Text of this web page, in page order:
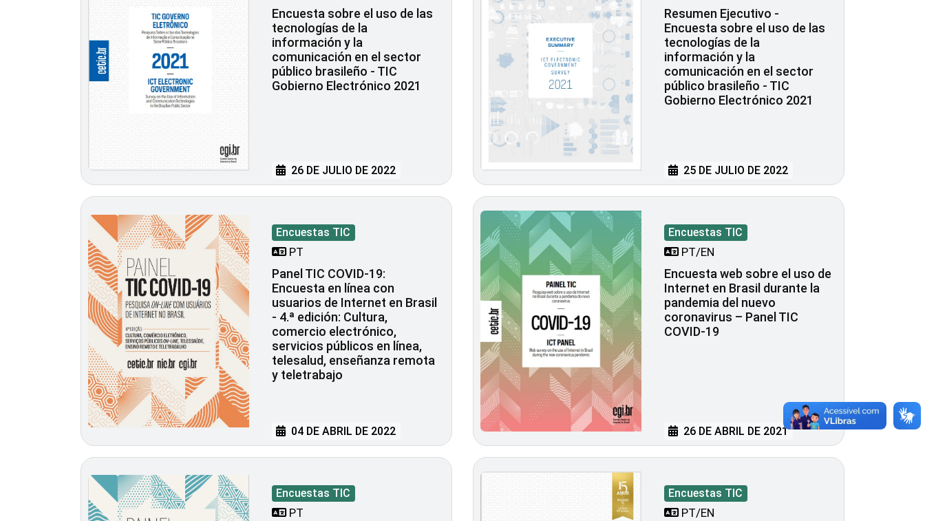
Encuesta sobre el uso de las
tecnologías de la
información y la
comunicación en el sector
público brasileño - TIC
Gobierno Electrónico 2021
26 DE JULIO DE 2022
Resumen Ejecutivo -
Encuesta sobre el uso de las
tecnologías de la
información y la
comunicación en el sector
público brasileño - TIC
Gobierno Electrónico 2021
25 DE JULIO DE 2022
Encuestas TIC
PT
Panel TIC COVID-19:
Encuesta en línea con
usuarios de Internet en Brasil
- 4.ª edición: Cultura,
comercio electrónico,
servicios públicos en línea,
telesalud, enseñanza remota
y teletrabajo
04 DE ABRIL DE 2022
Encuestas TIC
PT/EN
Encuesta web sobre el uso de
Internet en Brasil durante la
pandemia del nuevo
coronavirus – Panel TIC
COVID-19
26 DE ABRIL DE 2021
Encuestas TIC
PT
Encuestas TIC
PT/EN